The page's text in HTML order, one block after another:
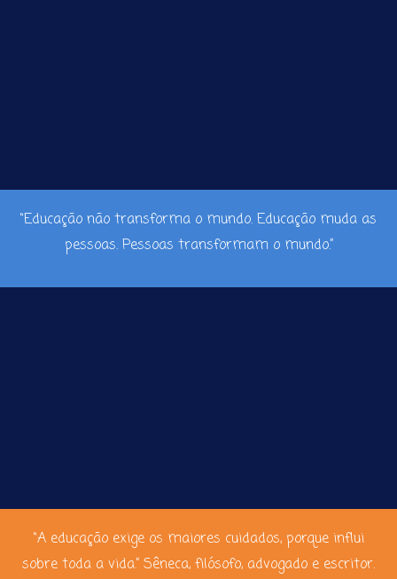
“Educação não transforma o mundo. Educação muda as
pessoas. Pessoas transformam o mundo.”
“A educação exige os maiores cuidados, porque influi
sobre toda a vida.” Sêneca, filósofo, advogado e escritor.